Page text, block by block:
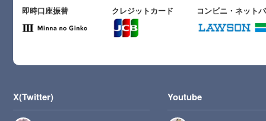
即時口座振替 クレジットカード コンビニ・ネット
X(Twitter) Youtube